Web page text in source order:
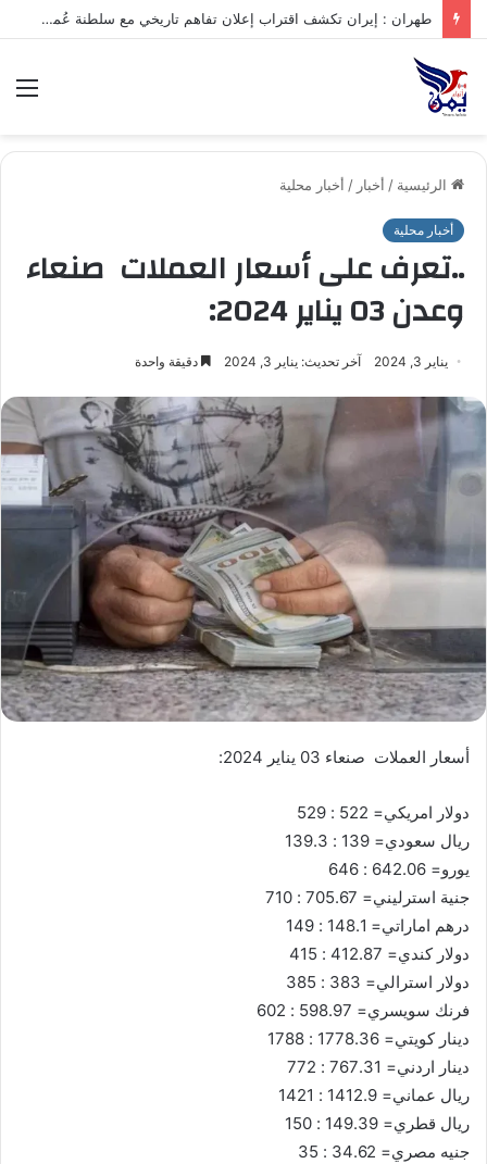
.تعرف على متوسط أسعار الذهب في صنعاء وعدن الخميس – 06/08/2026
الرئيسية / أخبار / أخبار محلية
أخبار محلية
..تعرف على أسعار العملات صنعاء
وعدن 03 يناير 2024:
يناير 3, 2024 آخر تحديث: يناير 3, 2024 دقيقة واحدة
أسعار العملات صنعاء 03 يناير 2024:
دولار امريكي= 522 : 529
ريال سعودي= 139 : 139.3
يورو= 642.06 : 646
جنية استرليني= 705.67 : 710
درهم اماراتي= 148.1 : 149
دولار كندي= 412.87 : 415
دولار استرالي= 383 : 385
فرنك سويسري= 598.97 : 602
دينار كويتي= 1778.36 : 1788
دينار اردني= 767.31 : 772
ريال عماني= 1412.9 : 1421
ريال قطري= 149.39 : 150
جنيه مصري= 34.62 : 35